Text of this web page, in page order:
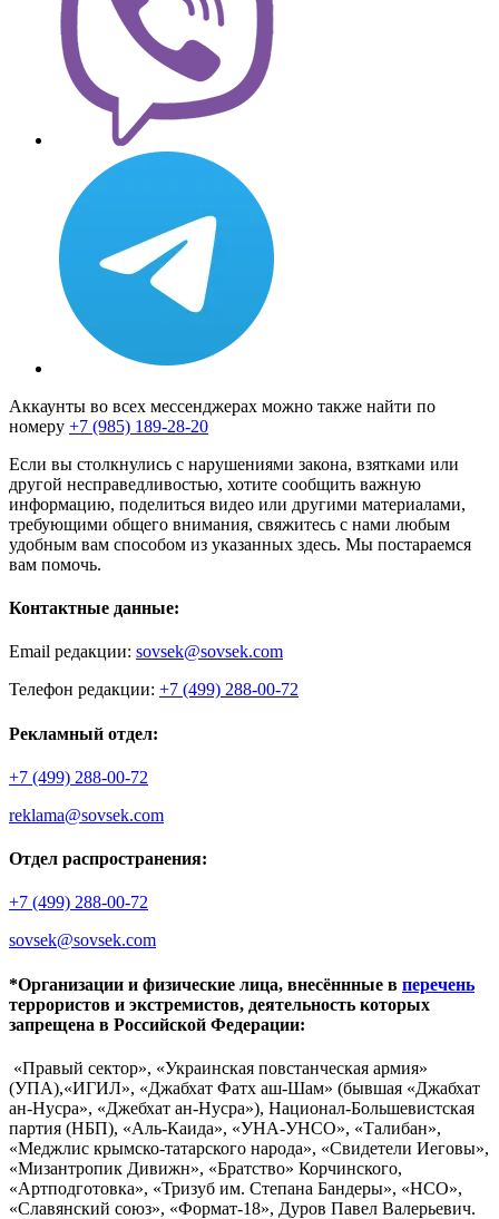
Аккаунты во всех мессенджерах можно также найти по
номеру +7 (985) 189-28-20
Если вы столкнулись с нарушениями закона, взятками или
другой несправедливостью, хотите сообщить важную
информацию, поделиться видео или другими материалами,
требующими общего внимания, свяжитесь с нами любым
удобным вам способом из указанных здесь. Мы постараемся
вам помочь.
Контактные данные:
Email редакции: sovsek@sovsek.com
Телефон редакции: +7 (499) 288-00-72
Рекламный отдел:
+7 (499) 288-00-72
reklama@sovsek.com
Отдел распространения:
+7 (499) 288-00-72
sovsek@sovsek.com
*Организации и физические лица, внесённные в перечень
террористов и экстремистов, деятельность которых
запрещена в Российской Федерации:
«Правый сектор», «Украинская повстанческая армия»
(УПА),«ИГИЛ», «Джабхат Фатх аш-Шам» (бывшая «Джабхат
ан-Нусра», «Джебхат ан-Нусра»), Национал-Большевистская
партия (НБП), «Аль-Каида», «УНА-УНСО», «Талибан»,
«Меджлис крымско-татарского народа», «Свидетели Иеговы»,
«Мизантропик Дивижн», «Братство» Корчинского,
«Артподготовка», «Тризуб им. Степана Бандеры», «НСО»,
«Славянский союз», «Формат-18», Дуров Павел Валерьевич.